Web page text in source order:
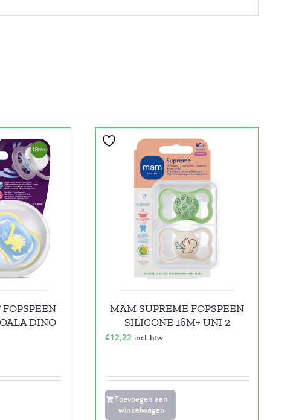
DINO
MAM SUPREME FOPSPEEN
SILICONE 16M+ UNI 2
€12,22 incl. btw
Toevoegen aan
winkelwagen